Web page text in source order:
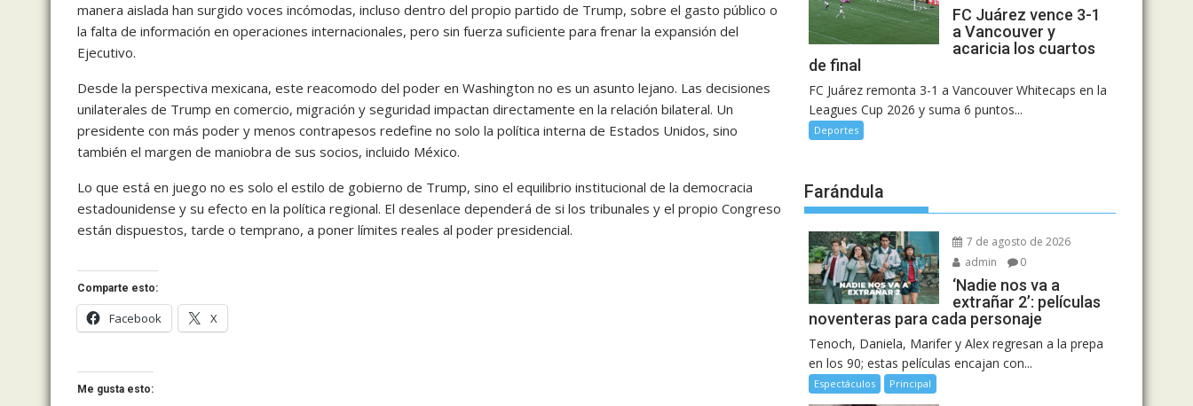
manera aislada han surgido voces incómodas, incluso dentro del propio partido de Trump, sobre el gasto público o
la falta de información en operaciones internacionales, pero sin fuerza suficiente para frenar la expansión del
Ejecutivo.
Desde la perspectiva mexicana, este reacomodo del poder en Washington no es un asunto lejano. Las decisiones
unilaterales de Trump en comercio, migración y seguridad impactan directamente en la relación bilateral. Un
presidente con más poder y menos contrapesos redefine no solo la política interna de Estados Unidos, sino
también el margen de maniobra de sus socios, incluido México.
Lo que está en juego no es solo el estilo de gobierno de Trump, sino el equilibrio institucional de la democracia
estadounidense y su efecto en la política regional. El desenlace dependerá de si los tribunales y el propio Congreso
están dispuestos, tarde o temprano, a poner límites reales al poder presidencial.
Comparte esto:
Facebook X
Me gusta esto:
FC Juárez vence 3-1
a Vancouver y
acaricia los cuartos
de final
FC Juárez remonta 3-1 a Vancouver Whitecaps en la
Leagues Cup 2026 y suma 6 puntos...
Deportes
Farándula
7 de agosto de 2026
admin
0
‘Nadie nos va a
extrañar 2’: películas
noventeras para cada personaje
Tenoch, Daniela, Marifer y Alex regresan a la prepa
en los 90; estas películas encajan con...
Espectáculos Principal